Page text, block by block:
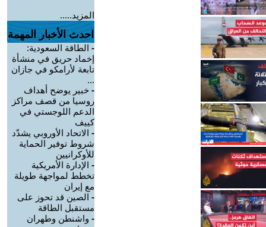
المزيد.....
احدث الأخبار المهمة
- الطاقة السعودية:
إخماد حريق في منشأة
تابعة لأرامكو في جازان
...
- خبير يوضح أهداف
روسيا من قصف مراكز
الدعم اللوجستي في
كييف
- الاتحاد الأوروبي يشدّد
شروط توفير الحماية
للأوكرانيين
- الإدارة الأمريكية
تخطط لمواجهة طويلة
مع إيران
- الصين قد تحوز على
مستقبل الطاقة
- واشنطن وطهران